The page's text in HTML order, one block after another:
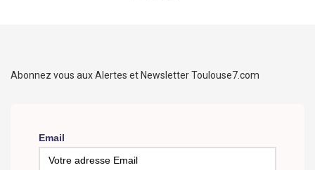
Abonnez vous aux Alertes et Newsletter Toulouse7.com
Email